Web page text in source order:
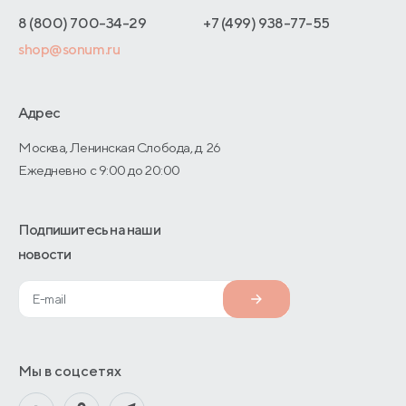
Адреса магазинов
Договор-оферты
Оптовые продажи
О производстве
8 (800) 700-34-29
+7 (499) 938-77-55
shop@sonum.ru
Адрес
Москва, Ленинская Слобода, д. 26
Ежедневно с 9:00 до 20:00
Подпишитесь на наши
новости
Мы в соцсетях